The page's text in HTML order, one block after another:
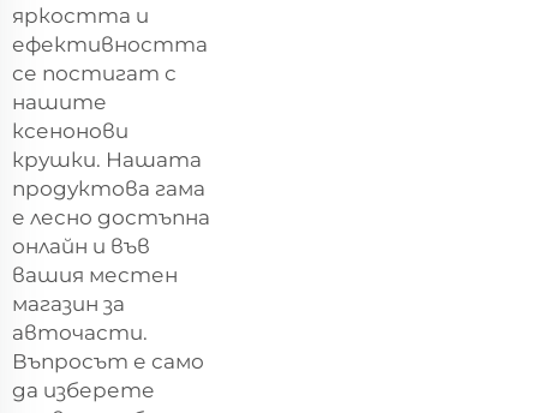
яркостта и
ефективността
се постигат с
нашите
ксенонови
крушки. Нашата
продуктова гама
е лесно достъпна
онлайн и във
вашия местен
магазин за
авточасти.
Въпросът е само
да изберете